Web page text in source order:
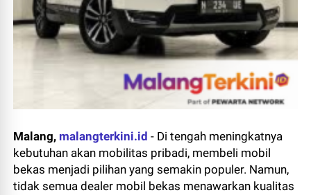
Malang, malangterkini.id - Di tengah meningkatnya
kebutuhan akan mobilitas pribadi, membeli mobil
bekas menjadi pilihan yang semakin populer. Namun,
tidak semua dealer mobil bekas menawarkan kualitas